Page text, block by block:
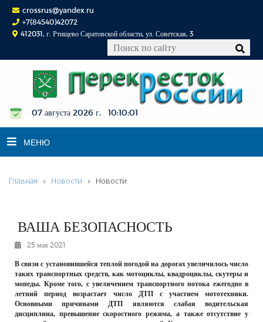
crossrus@yandex.ru
+7(84540)42072
412031, г. Ртищево Саратовской области, ул. Советская, 3
07 августа 2026 г. 10:10:02
МЕНЮ
НОВОСТИ
К СВЕДЕНИЮ
РЕКЛАМОДАТЕЛЯМ
ОБЪЯВЛЕНИЯ
КОНТАКТЫ
Главная Новости Новости
ВАША БЕЗОПАСНОСТЬ
25 мая 2021
В связи с установившейся теплой погодой на дорогах увеличилось число
таких транспортных средств, как мотоциклы, квадроциклы, скутеры и
мопеды. Кроме того, с увеличением транспортного потока ежегодно в
летний период возрастает число ДТП с участием мототехники.
Основными причинами ДТП являются слабая водительская
дисциплина, превышение скоростного режима, а также отсутствие у